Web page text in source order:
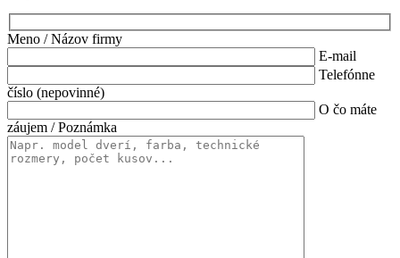
Meno / Názov firmy
E-mail
Telefónne
číslo (nepovinné)
O čo máte
záujem / Poznámka